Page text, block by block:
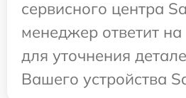
сервисного центра
менеджер ответит
для уточнения
Вашего устройства